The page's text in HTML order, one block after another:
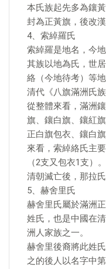
本氏族起先多為鑲
封為正黃旗，後改
4、索綽羅氏
索綽羅是地名，今地
其族以地為氏，世
絡（今地待考）等地
清代《八旗滿洲氏
從整體來看，滿洲
旗、鑲白旗、鑲紅
正白旗包衣、鑲白
來看，索綽絡氏主
（2支又包衣1支）。
清朝滅亡後，那拉
5、赫舍里氏
赫舍里氏屬於滿洲
姓氏，也是中國在
洲人家族之一。
赫舍里後裔將此姓
之的後人以名字中